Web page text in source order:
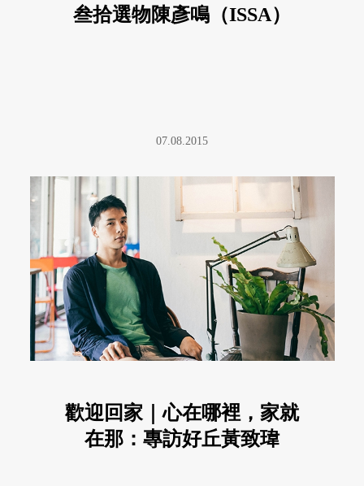
叁拾選物陳彥鳴（ISSA）
07.08.2015
歡迎回家｜心在哪裡，家就
在那：專訪好丘黃致瑋